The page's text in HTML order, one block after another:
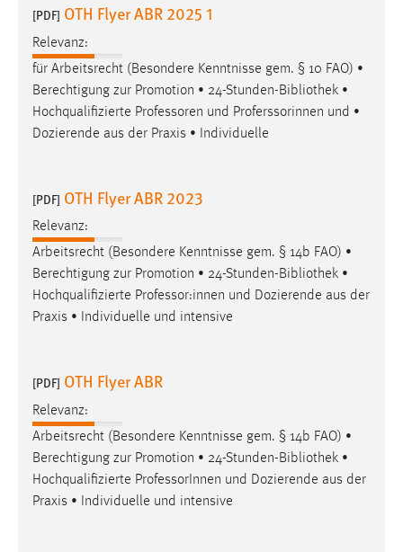
[PDF] OTH Flyer ABR 2025 1
Relevanz:
für Arbeitsrecht (Besondere Kenntnisse gem. § 10 FAO) •
Berechtigung zur Promotion • 24-Stunden-Bibliothek •
Hochqualifizierte Professoren und Proferssorinnen und •
Dozierende aus der Praxis • Individuelle
[PDF] OTH Flyer ABR 2023
Relevanz:
Arbeitsrecht (Besondere Kenntnisse gem. § 14b FAO) •
Berechtigung zur Promotion • 24-Stunden-Bibliothek •
Hochqualifizierte Professor:innen und Dozierende aus der
Praxis • Individuelle und intensive
[PDF] OTH Flyer ABR
Relevanz:
Arbeitsrecht (Besondere Kenntnisse gem. § 14b FAO) •
Berechtigung zur Promotion • 24-Stunden-Bibliothek •
Hochqualifizierte ProfessorInnen und Dozierende aus der
Praxis • Individuelle und intensive